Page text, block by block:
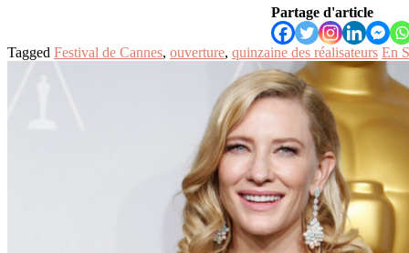
Partage d'article
Tagged Festival de Cannes, ouverture, quinzaine des réalisateurs En